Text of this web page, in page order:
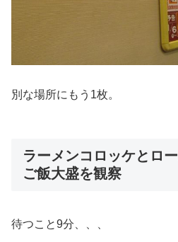
別な場所にもう1枚。
ラーメンコロッケとロ
ご飯大盛を観察
待つこと9分、、、